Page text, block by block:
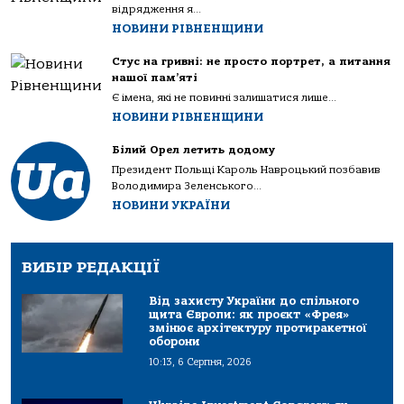
відрядження я...
НОВИНИ РІВНЕНЩИНИ
Стус на гривні: не просто портрет, а питання
нашої пам’яті
Є імена, які не повинні залишатися лише...
НОВИНИ РІВНЕНЩИНИ
Білий Орел летить додому
Президент Польщі Кароль Навроцький позбавив
Володимира Зеленського...
НОВИНИ УКРАЇНИ
ВИБІР РЕДАКЦІЇ
Від захисту України до спільного
щита Європи: як проєкт «Фрея»
змінює архітектуру протиракетної
оборони
10:13, 6 Серпня, 2026